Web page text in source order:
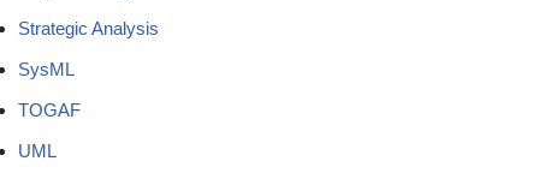
Strategic Analysis
SysML
TOGAF
UML